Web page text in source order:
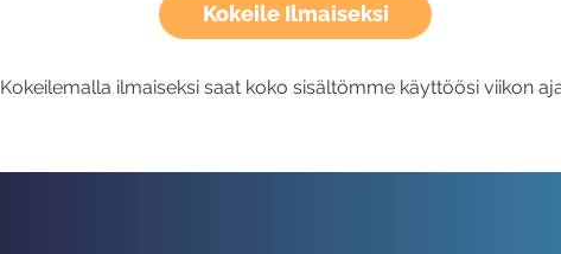
Kokeile Ilmaiseksi
Kokeilemalla ilmaiseksi saat koko sisältömme käyttöösi viikon